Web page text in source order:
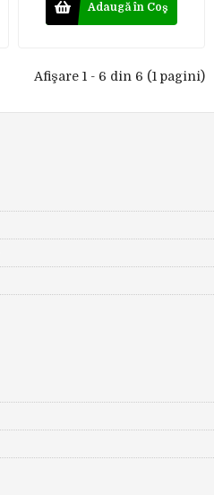
Adaugă în Coş
Afişare 1 - 6 din 6 (1 pagini)